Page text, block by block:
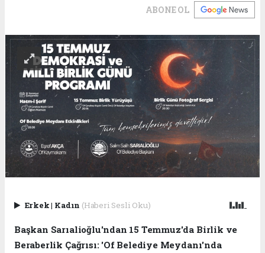
ABONE OL
Erkek| Kadın (Haberi Sesli Oku)
Başkan Sarıalioğlu'ndan 15 Temmuz'da Birlik ve
Beraberlik Çağrısı: 'Of Belediye Meydanı'nda